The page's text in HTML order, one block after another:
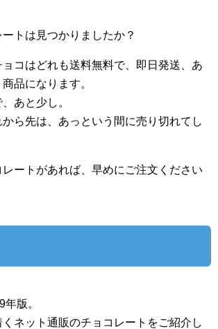
トは見つかりましたか？
コはどれも送料無料で、即日発送、あ
品になります。
あと少し。
ら先は、あっという間に売り切れてし
ートがあれば、早めにご注文ください
版。
ネット通販のチョコレートをご紹介し